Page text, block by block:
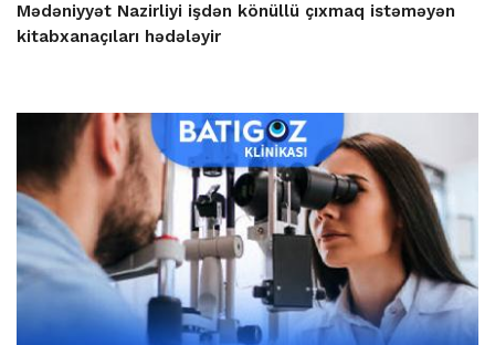
Mədəniyyət Nazirliyi işdən könüllü çıxmaq istəməyən
kitabxanaçıları hədələyir